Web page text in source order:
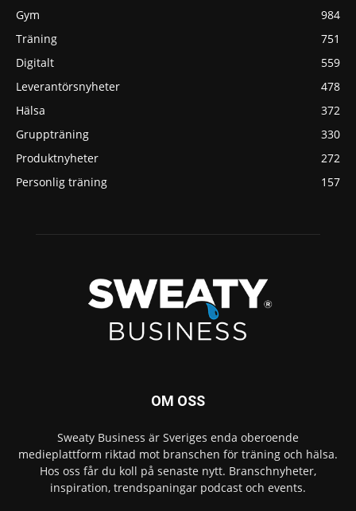
Gym
984
Träning
751
Digitalt
559
Leverantörsnyheter
478
Hälsa
372
Gruppträning
330
Produktnyheter
272
Personlig träning
157
OM OSS
Sweaty Business är Sveriges enda oberoende
medieplattform riktad mot branschen för träning och hälsa.
Hos oss får du koll på senaste nytt. Branschnyheter,
inspiration, trendspaningar podcast och events.